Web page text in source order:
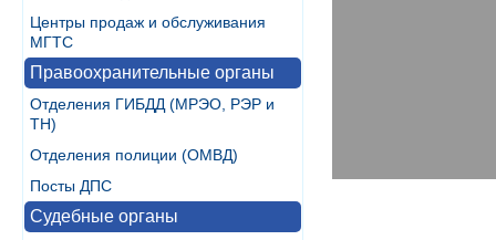
Центры продаж и обслуживания
МГТС
Правоохранительные органы
Отделения ГИБДД (МРЭО, РЭР и
ТН)
Отделения полиции (ОМВД)
Посты ДПС
Судебные органы